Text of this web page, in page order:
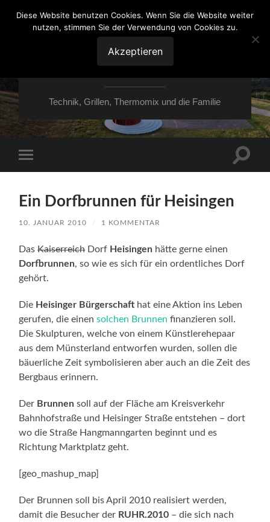
VON ESSEN ÜBER
HESSEN NACH
MOERS
Technik, Grillen, Thermomix und die Familie
Menü
Ein Dorfbrunnen für Heisingen
10. JANUAR 2010 / 1 KOMMENTAR
DasKaiserreichDorf Heisingen hätte gerne einen
Dorfbrunnen, so wie es sich für ein ordentliches Dorf
gehört.
Die Heisinger Bürgerschaft hat eine Aktion ins Leben
gerufen, die einensolchen Brunnen finanzieren soll.
Die Skulpturen, welche von einem Künstlerehepaar
aus dem Münsterland entworfen wurden, sollen die
bäuerliche Zeit symbolisieren aber auch an die Zeit des
Bergbaus erinnern.
Der Brunnen soll auf der Fläche am Kreisverkehr
Bahnhofstraße und Heisinger Straße entstehen – dort
wo die Straße Hangmanngarten beginnt und es
Richtung Marktplatz geht.
[geo_mashup_map]
Der Brunnen soll bis April 2010 realisiert werden,
damit die Besucher der RUHR.2010 – die sich nach
Diese Website benutzen Cookies. Wenn Sie die Website weiter
nutzen, stimmen Sie der Verwendung von Cookies zu.
Akzeptieren